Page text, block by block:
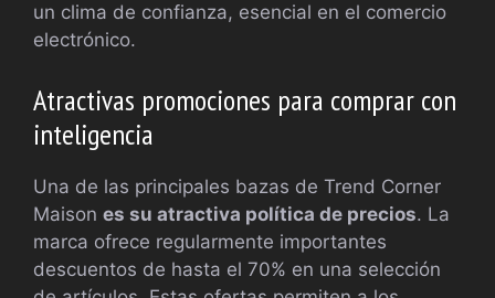
un clima de confianza, esencial en el comercio
electrónico.
Atractivas promociones para comprar con
inteligencia
Una de las principales bazas de Trend Corner
Maison es su atractiva política de precios. La
marca ofrece regularmente importantes
descuentos de hasta el 70% en una selección